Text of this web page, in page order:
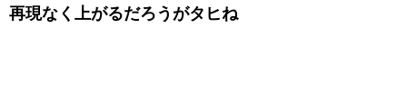
再現なく上がるだろうがタヒね